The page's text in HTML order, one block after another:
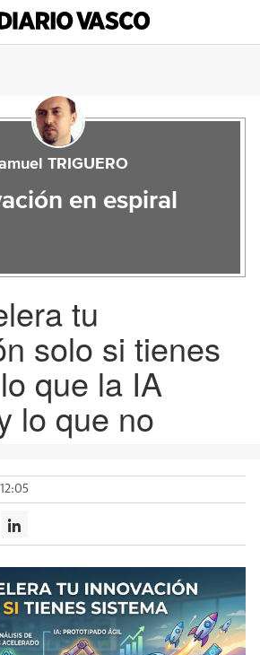
TRIGUERO
en espiral
tu
solo si tienes
que la IA
lo que no